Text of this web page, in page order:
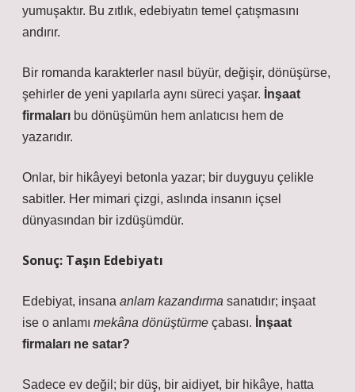
yumuşaktır. Bu zıtlık, edebiyatın temel çatışmasını
andırır.
Bir romanda karakterler nasıl büyür, değişir, dönüşürse,
şehirler de yeni yapılarla aynı süreci yaşar. İnşaat
firmaları bu dönüşümün hem anlatıcısı hem de
yazarıdır.
Onlar, bir hikâyeyi betonla yazar; bir duyguyu çelikle
sabitler. Her mimari çizgi, aslında insanın içsel
dünyasından bir izdüşümdür.
Sonuç: Taşın Edebiyatı
Edebiyat, insana anlam kazandırma sanatıdır; inşaat
ise o anlamı mekâna dönüştürme çabası. İnşaat
firmaları ne satar?
Sadece ev değil; bir düş, bir aidiyet, bir hikâye, hatta